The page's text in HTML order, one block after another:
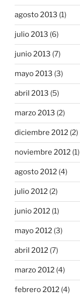
agosto 2013 (1)
julio 2013 (6)
junio 2013 (7)
mayo 2013 (3)
abril 2013 (5)
marzo 2013 (2)
diciembre 2012 (2)
noviembre 2012 (1)
agosto 2012 (4)
julio 2012 (2)
junio 2012 (1)
mayo 2012 (3)
abril 2012 (7)
marzo 2012 (4)
febrero 2012 (4)